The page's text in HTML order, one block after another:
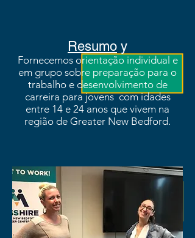
Resumo y
Fornecemos orientação individual e
em grupo sobre preparação para o
trabalho e desenvolvimento de
carreira para jovens com idades
entre 14 e 24 anos que vivem na
região de Greater New Bedford.